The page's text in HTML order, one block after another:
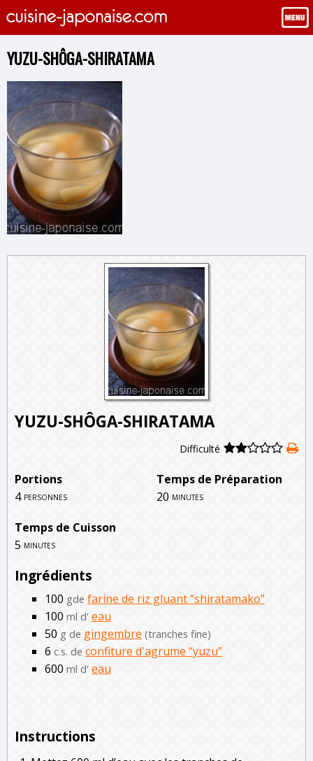
YUZU-SHÔGA-SHIRATAMA
YUZU-SHÔGA-SHIRATAMA
Difficulté
Portions
Temps de Préparation
4 personnes 20 minutes
Temps de Cuisson
5 minutes
Ingrédients
100 gde farine de riz gluant “shiratamako”
100 ml d' eau
50 g de gingembre (tranches fine)
6 c.s. de confiture d'agrume “yuzu”
600 ml d' eau
Instructions